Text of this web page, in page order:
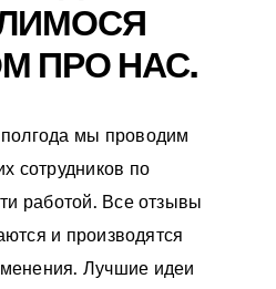
ПРО НАС.
мы проводим
сотрудников по
работой. Все отзывы
и производятся
Лучшие идеи